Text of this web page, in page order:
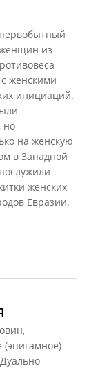
из
женскими
инициаций.
но
на женскую
в Западной
женских
Евразии.
(эпигамное)